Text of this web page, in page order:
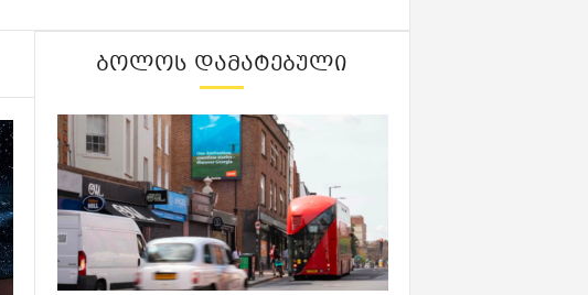
ᲑᲝᲚᲝᲡ ᲓᲐᲛᲐᲢᲔᲑᲣᲚᲘ